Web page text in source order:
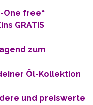
One free“
GRATIS
zum
Öl-Kollektion
und preiswerte